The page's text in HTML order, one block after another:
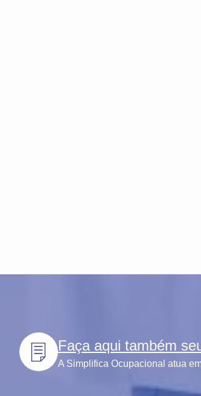
Faça aqui também
A Simplifica Ocupacional atua